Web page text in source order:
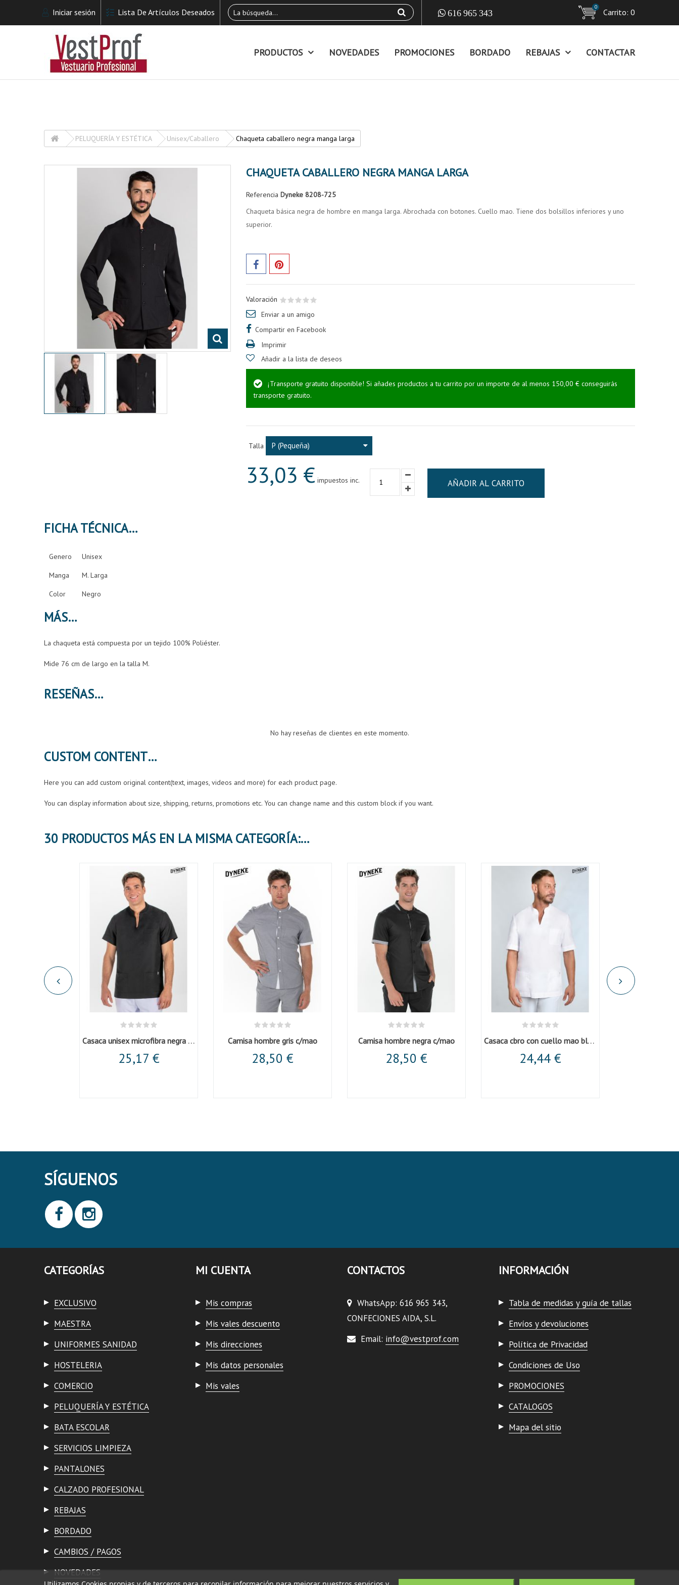
Iniciar sesión Lista De Artículos Deseados Carrito:
0
0
616 965 343
PRODUCTOS NOVEDADES PROMOCIONES BORDADO REBAJAS CONTACTAR
PELUQUERÍA Y ESTÉTICA Unisex/Caballero Chaqueta caballero negra manga larga
CHAQUETA CABALLERO NEGRA MANGA LARGA
Referencia Dyneke 8208-725
Chaqueta básica negra de hombre en manga larga. Abrochada con botones. Cuello mao. Tiene dos bolsillos inferiores y uno
superior.
Valoración
Enviar a un amigo
Compartir en Facebook
Imprimir
Añadir a la lista de deseos
¡Transporte gratuito disponible! Si añades productos a tu carrito por un importe de al menos 150,00 € conseguirás
transporte gratuito.
Talla P (Pequeña)
33,03 €impuestos inc. AÑADIR AL CARRITO
FICHA TÉCNICA
Genero Unisex
Manga M. Larga
Color Negro
MÁS
La chaqueta está compuesta por un tejido 100% Poliéster.
Mide 76 cm de largo en la talla M.
RESEÑAS
No hay reseñas de clientes en este momento.
CUSTOM CONTENT
Here you can add custom original content(text, images, videos and more) for each product page.
You can display information about size, shipping, returns, promotions etc. You can change name and this custom block if you want.
30 PRODUCTOS MÁS EN LA MISMA CATEGORÍA:
Casaca unisex microfibra negra cuello mao
25,17 €
Camisa hombre gris c/mao
28,50 €
Camisa hombre negra c/mao
28,50 €
Casaca cbro con cuello mao blanca
24,44 €
SÍGUENOS
CATEGORÍAS
EXCLUSIVO
MAESTRA
UNIFORMES SANIDAD
HOSTELERIA
COMERCIO
PELUQUERÍA Y ESTÉTICA
BATA ESCOLAR
SERVICIOS LIMPIEZA
PANTALONES
CALZADO PROFESIONAL
REBAJAS
BORDADO
CAMBIOS / PAGOS
NOVEDADES
MI CUENTA
Mis compras
Mis vales descuento
Mis direcciones
Mis datos personales
Mis vales
CONTACTOS
WhatsApp: 616 965 343,
CONFECIONES AIDA, S.L.
Email: info@vestprof.com
INFORMACIÓN
Tabla de medidas y guía de tallas
Envíos y devoluciones
Política de Privacidad
Condiciones de Uso
PROMOCIONES
CATALOGOS
Mapa del sitio